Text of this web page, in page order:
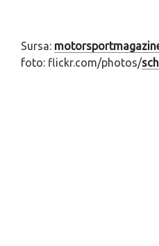
Sursa:
foto: flickr.com/photos/